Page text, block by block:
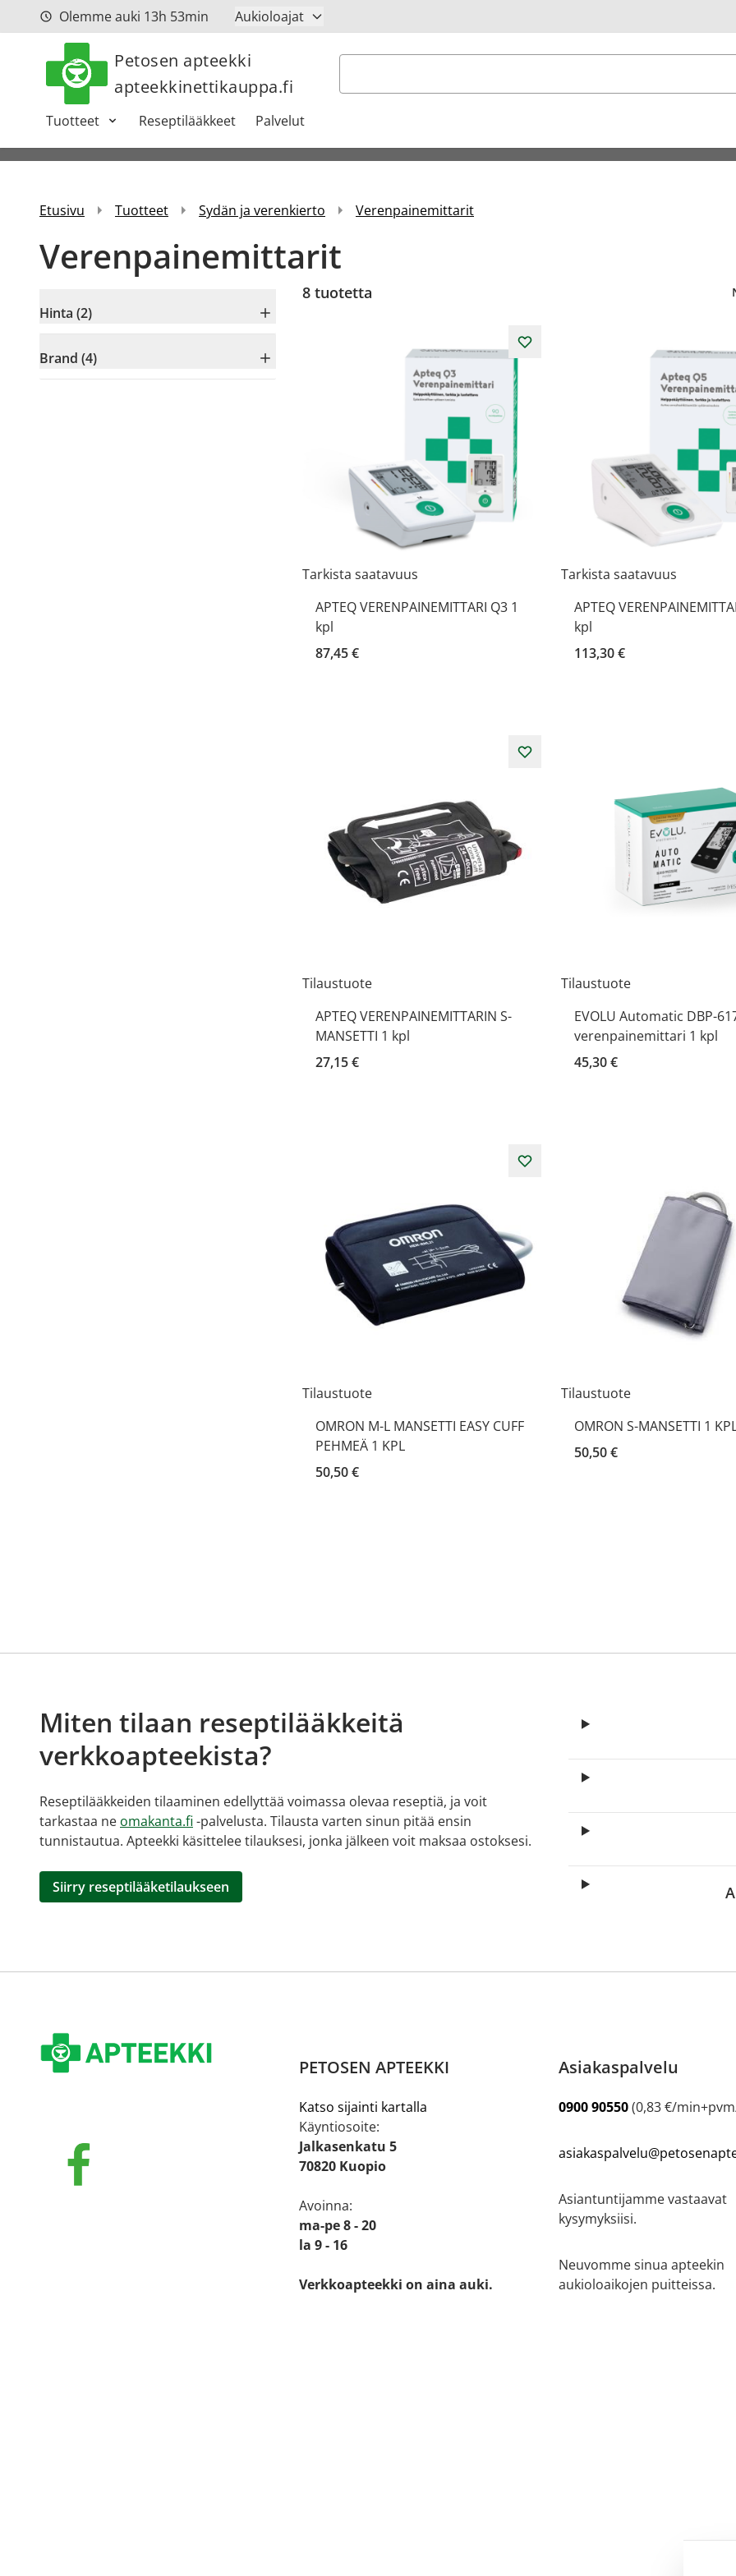
Siirry sisältöönOlemme auki 13h 53min Aukioloajat
Petosen apteekki
apteekkinettikauppa.fi
Haku
Tuotteet Reseptilääkkeet Palvelut
Etusivu Tuotteet Sydän ja verenkierto Verenpainemittarit
Verenpainemittarit
Hinta (2)
Brand (4)
8 tuotetta
Tarkista saatavuus
APTEQ VERENPAINEMITTARI Q3 1
kpl
87,45 €
Tarkista saatavuus
APTEQ
kpl
113,30 €
Tilaustuote
APTEQ VERENPAINEMITTARIN S-
MANSETTI 1 kpl
27,15 €
Tilaustuote
EVOLU Automatic DBP-
verenpainemittari 1 kpl
45,30 €
Tilaustuote
OMRON M-L MANSETTI EASY CUFF
PEHMEÄ 1 KPL
50,50 €
Tilaustuote
OMRON S-MANSETTI 1
50,50 €
Miten tilaan reseptilääkkeitä
verkkoapteekista?
Reseptilääkkeiden tilaaminen edellyttää voimassa olevaa reseptiä, ja voit
tarkastaa ne omakanta.fi -palvelusta. Tilausta varten sinun pitää ensin
tunnistautua. Apteekki käsittelee tilauksesi, jonka jälkeen voit maksaa ostoksesi.
Siirry reseptilääketilaukseen
PETOSEN APTEEKKI
Katso sijainti kartalla
Käyntiosoite:
Jalkasenkatu 5
70820 Kuopio
Avoinna:
ma-pe 8 - 20
la 9 - 16
Verkkoapteekki on aina auki.
Asiakaspalvelu
0900 90550(0,83 €/
Asiantuntijamme vastaavat
kysymyksiisi.
Neuvomme sinua apteekin
aukioloaikojen puitteissa.